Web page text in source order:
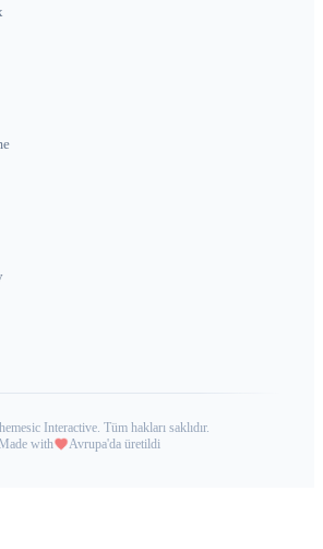
Interactive. Tüm hakları saklıdır.
with
Avrupa'da üretildi